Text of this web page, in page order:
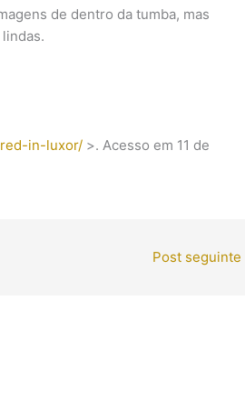
de dentro da tumba, mas
in-luxor/ >. Acesso em 11 de
Post seguinte